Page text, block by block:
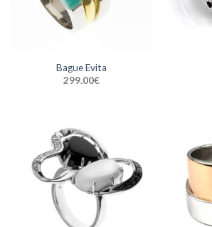
Bague Evita
299.00€